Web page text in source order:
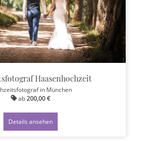
Haasenhochzeit
in München
ab200,00 €
Details ansehen